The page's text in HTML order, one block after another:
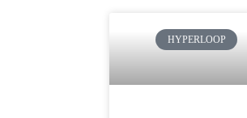
HYPERLOOP